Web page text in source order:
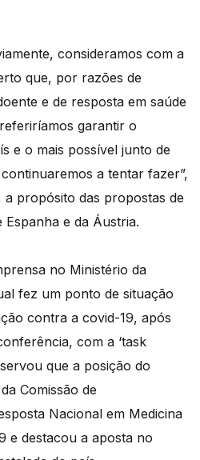
consideramos com a
que, por razões de
e de resposta em saúde
garantir o
e o mais possível junto de
a tentar fazer”,
a propósito das propostas de
e da Áustria.
no Ministério da
fez um ponto de situação
contra a covid-19, após
com a ‘task
que a posição do
Comissão de
Nacional em Medicina
e destacou a aposta no